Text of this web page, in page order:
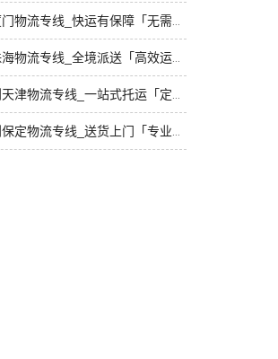
广州到厦门物流专线_快运有保障「无需中转」
广州到珠海物流专线_全境派送「高效运输」
荔湾区到天津物流专线_一站式托运「定点发车」
荔湾区到保定物流专线_送货上门「专业可靠」